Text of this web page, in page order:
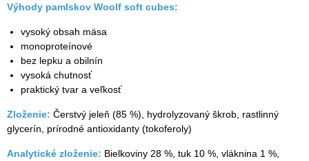
Výhody pamlskov Woolf soft cubes:
vysoký obsah mäsa
monoproteínové
bez lepku a obilnín
vysoká chutnosť
praktický tvar a veľkosť
Zloženie: Čerstvý jeleň (85 %), hydrolyzovaný škrob, rastlinný
glycerín, prírodné antioxidanty (tokoferoly)
Analytické zloženie: Bielkoviny 28 %, tuk 10 %, vláknina 1 %,